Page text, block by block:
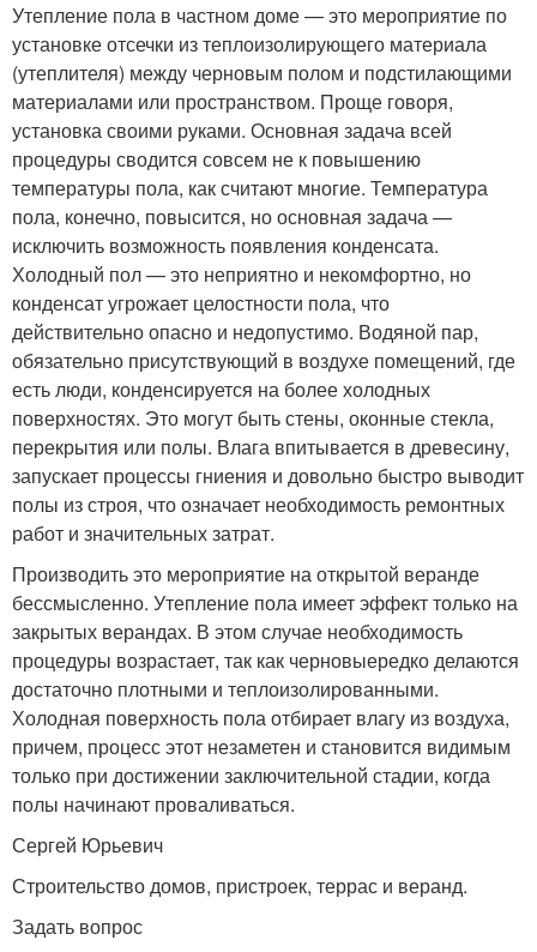
Утепление пола в частном доме — это мероприятие по
установке отсечки из теплоизолирующего материала
(утеплителя) между черновым полом и подстилающими
материалами или пространством. Проще говоря,
установка своими руками. Основная задача всей
процедуры сводится совсем не к повышению
температуры пола, как считают многие. Температура
пола, конечно, повысится, но основная задача —
исключить возможность появления конденсата.
Холодный пол — это неприятно и некомфортно, но
конденсат угрожает целостности пола, что
действительно опасно и недопустимо. Водяной пар,
обязательно присутствующий в воздухе помещений, где
есть люди, конденсируется на более холодных
поверхностях. Это могут быть стены, оконные стекла,
перекрытия или полы. Влага впитывается в древесину,
запускает процессы гниения и довольно быстро выводит
полы из строя, что означает необходимость ремонтных
работ и значительных затрат.
Производить это мероприятие на открытой веранде
бессмысленно. Утепление пола имеет эффект только на
закрытых верандах. В этом случае необходимость
процедуры возрастает, так как черновыередко делаются
достаточно плотными и теплоизолированными.
Холодная поверхность пола отбирает влагу из воздуха,
причем, процесс этот незаметен и становится видимым
только при достижении заключительной стадии, когда
полы начинают проваливаться.
Сергей Юрьевич
Строительство домов, пристроек, террас и веранд.
Задать вопрос